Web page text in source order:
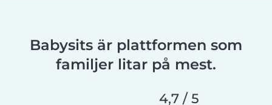
Babysits är plattformen som
familjer litar på mest.
4,7 / 5